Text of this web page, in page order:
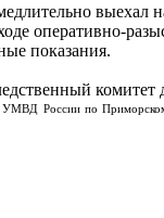
оперативно-
показания.
комитет
УМВД России по